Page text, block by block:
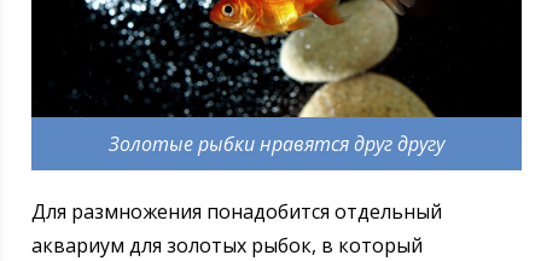
Золотые рыбки нравятся друг другу
Для размножения понадобится отдельный
аквариум для золотых рыбок, в который